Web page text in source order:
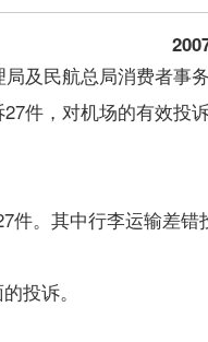
民航总局消费者事
件，对机场的有效
。其中行李运输差错
投诉。